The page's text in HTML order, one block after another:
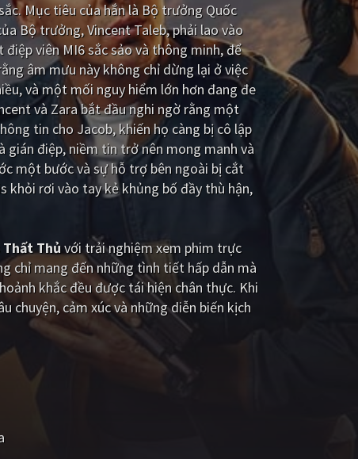
Mục tiêu của hắn là Bộ trưởng Quốc
Bộ trưởng, Vincent Taleb, phải lao vào
viên MI6 sắc sảo và thông minh, để
âm mưu này không chỉ dừng lại ở việc
và một mối nguy hiểm lớn hơn đang đe
và Zara bắt đầu nghi ngờ rằng một
tin cho Jacob, khiến họ càng bị cô lập
gián điệp, niềm tin trở nên mong manh và
một bước và sự hỗ trợ bên ngoài bị cắt
khỏi rơi vào tay kẻ khủng bố đầy thù hận,
Thất Thủvới trải nghiệm xem phim trực
chỉ mang đến những tình tiết hấp dẫn mà
khắc đều được tái hiện chân thực. Khi
chuyện, cảm xúc và những diễn biến kịch